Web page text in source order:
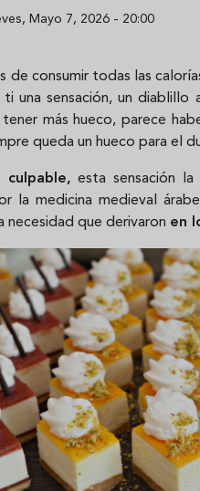
Mayo 7, 2026 - 20:00
de consumir todas las
una sensación, un
más hueco, parece
queda un hueco para el
esta sensación
la medicina medieval
necesidad que derivaron en